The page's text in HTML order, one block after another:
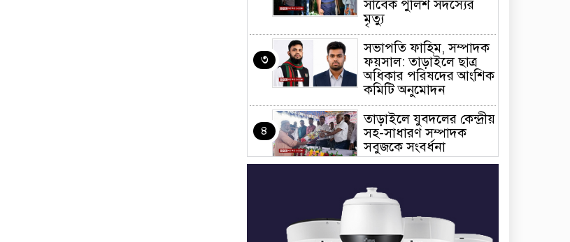
সাবেক পুলিশ সদস্যের
মৃত্যু
৩
সভাপতি ফাহিম, সম্পাদক
ফয়সাল: তাড়াইলে ছাত্র
অধিকার পরিষদের আংশিক
কমিটি অনুমোদন
৪
তাড়াইলে যুবদলের কেন্দ্রীয়
সহ-সাধারণ সম্পাদক
সবুজকে সংবর্ধনা
নিয়োগ, ২ জনের পদোন্নতি
শেখ হাসিনার সঙ্গে